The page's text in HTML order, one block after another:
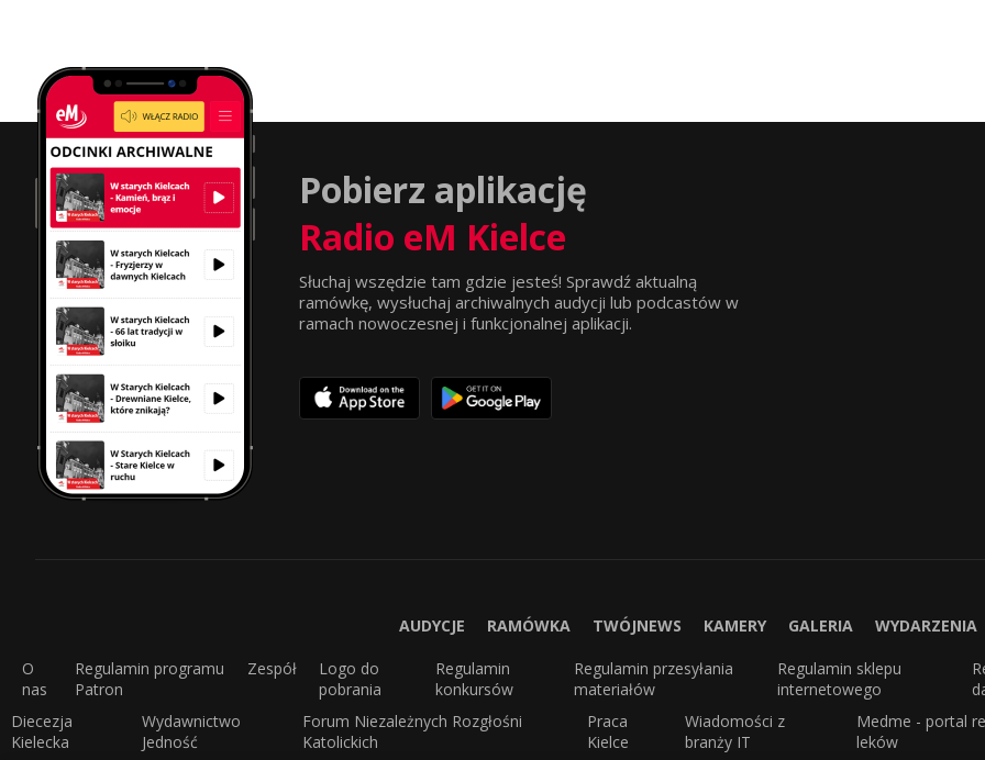
Pobierz aplikację
Radio eM Kielce
Słuchaj wszędzie tam gdzie jesteś! Sprawdź aktualną
ramówkę, wysłuchaj archiwalnych audycji lub podcastów w
ramach nowoczesnej i funkcjonalnej aplikacji.
AUDYCJE RAMÓWKA TWÓJNEWS KAMERY GALERIA WYDARZENIA
O
nas
Regulamin programu
Patron
Zespół
Logo do
pobrania
Regulamin
konkursów
Regulamin przesyłania
materiałów
Regulamin sklepu
internetowego
Diecezja
Kielecka
Wydawnictwo
Jedność
Forum Niezależnych Rozgłośni
Katolickich
Praca
Kielce
Wiadomości z
branży IT
Medme - portal
leków